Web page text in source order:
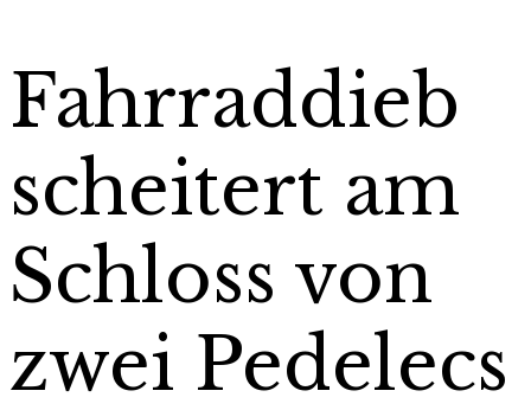
Fahrraddieb
scheitert am
Schloss von
zwei Pedelecs